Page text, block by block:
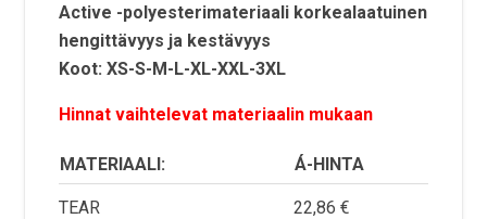
Active -polyesterimateriaali korkealaatuinen
hengittävyys ja kestävyys
Koot: XS-S-M-L-XL-XXL-3XL
Hinnat vaihtelevat materiaalin mukaan
MATERIAALI: Á-HINTA
TEAR 22,86 €